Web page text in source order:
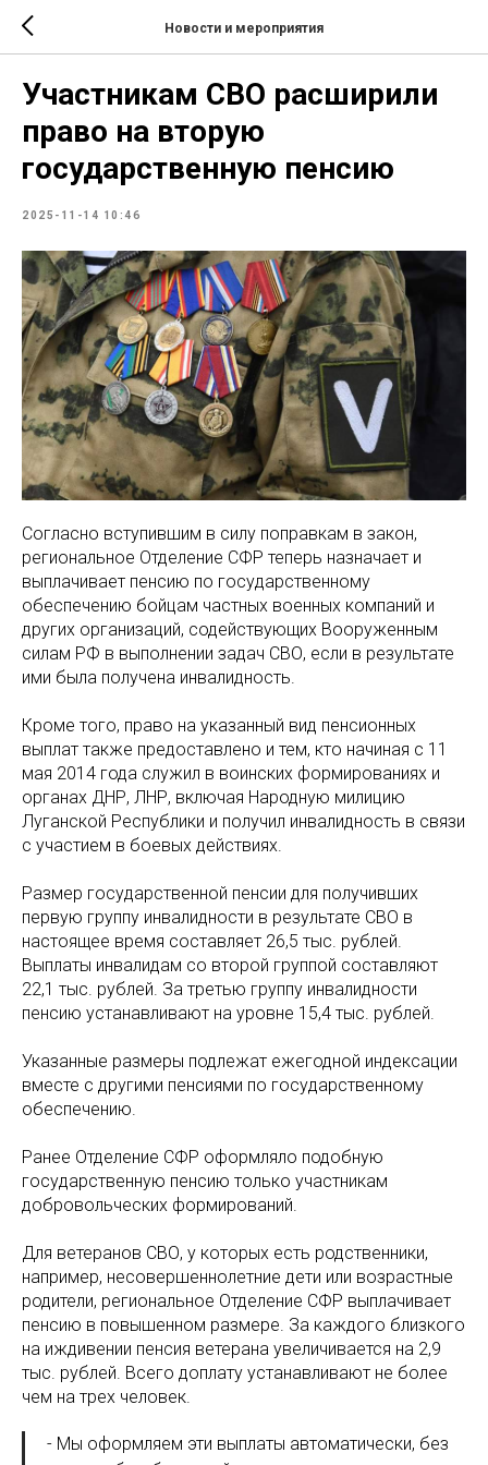
Новости и мероприятия
Участникам СВО расширили
право на вторую
государственную пенсию
2025-11-14 10:46
Согласно вступившим в силу поправкам в закон,
региональное Отделение СФР теперь назначает и
выплачивает пенсию по государственному
обеспечению бойцам частных военных компаний и
других организаций, содействующих Вооруженным
силам РФ в выполнении задач СВО, если в результате
ими была получена инвалидность.
Кроме того, право на указанный вид пенсионных
выплат также предоставлено и тем, кто начиная с 11
мая 2014 года служил в воинских формированиях и
органах ДНР, ЛНР, включая Народную милицию
Луганской Республики и получил инвалидность в связи
с участием в боевых действиях.
Размер государственной пенсии для получивших
первую группу инвалидности в результате СВО в
настоящее время составляет 26,5 тыс. рублей.
Выплаты инвалидам со второй группой составляют
22,1 тыс. рублей. За третью группу инвалидности
пенсию устанавливают на уровне 15,4 тыс. рублей.
Указанные размеры подлежат ежегодной индексации
вместе с другими пенсиями по государственному
обеспечению.
Ранее Отделение СФР оформляло подобную
государственную пенсию только участникам
добровольческих формирований.
Для ветеранов СВО, у которых есть родственники,
например, несовершеннолетние дети или возрастные
родители, региональное Отделение СФР выплачивает
пенсию в повышенном размере. За каждого близкого
на иждивении пенсия ветерана увеличивается на 2,9
тыс. рублей. Всего доплату устанавливают не более
чем на трех человек.
- Мы оформляем эти выплаты автоматически, без